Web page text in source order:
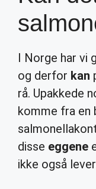
I Norge har vi
og derfor kan
rå. Upakkede
komme fra en
disse eggene
ikke også